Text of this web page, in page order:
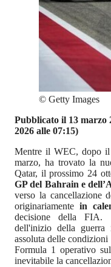
© Getty Images
Pubblicato il 13 marzo
2026 alle 07:15)
Mentre il WEC, dopo
marzo, ha trovato la
Qatar, il prossimo 24
GP del Bahrain e
verso la cancellazione
originariamentein
decisione della FIA.
dell'inizio della guerra
assoluta delle
Formula 1 operativo
inevitabile la